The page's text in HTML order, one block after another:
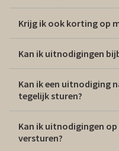
Krijg ik ook korting op
Kan ik uitnodigingen
Kan ik een uitnodiging
tegelijk sturen?
Kan ik uitnodigingen
versturen?